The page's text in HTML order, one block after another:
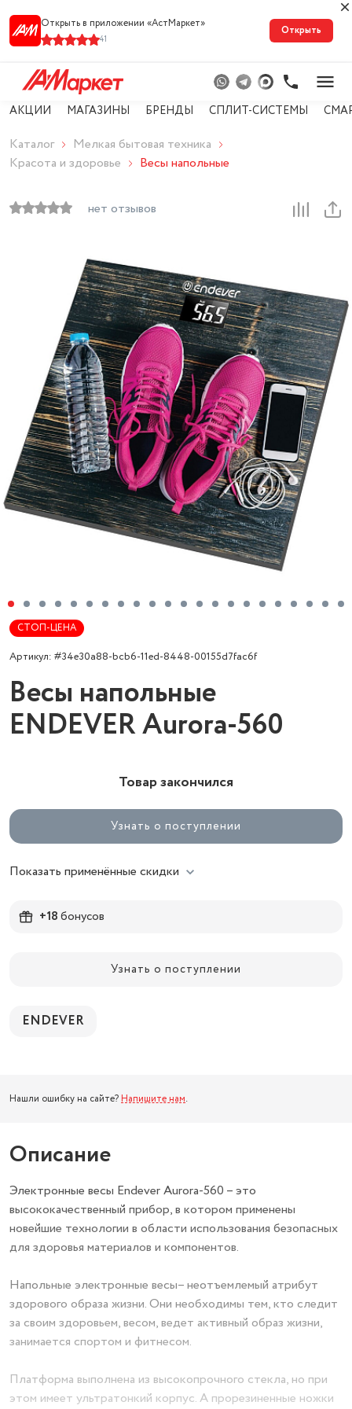
Открыть в приложении «АстМарке‪т‬»
41
Открыть
АКЦИИ МАГАЗИНЫ БРЕНДЫ СПЛИТ-СИСТЕМЫ
Каталог
Мелкая бытовая техника
Красота и здоровье
Весы напольные
нет отзывов
СТОП-ЦЕНА
Артикул: #34e30a88-bcb6-11ed-8448-00155d7fac6f
Весы напольные
ENDEVER Aurora-560
Товар закончился
Узнать о поступлении
Показать применённые скидки
+18бонусов
Узнать о поступлении
ENDEVER
Нашли ошибку на сайте? Напишите нам.
Описание
Электронные весы Endever Aurora-560 – это
высококачественный прибор, в котором применены
новейшие технологии в области использования безопасных
для здоровья материалов и компонентов.
Напольные электронные весы– неотъемлемый атрибут
здорового образа жизни. Они необходимы тем, кто следит
за своим здоровьем, весом, ведет активный образ жизни,
занимается спортом и фитнесом.
Платформа выполнена из высокопрочного стекла, но при
этом имеет ультратонкий корпус. А прорезиненные ножки